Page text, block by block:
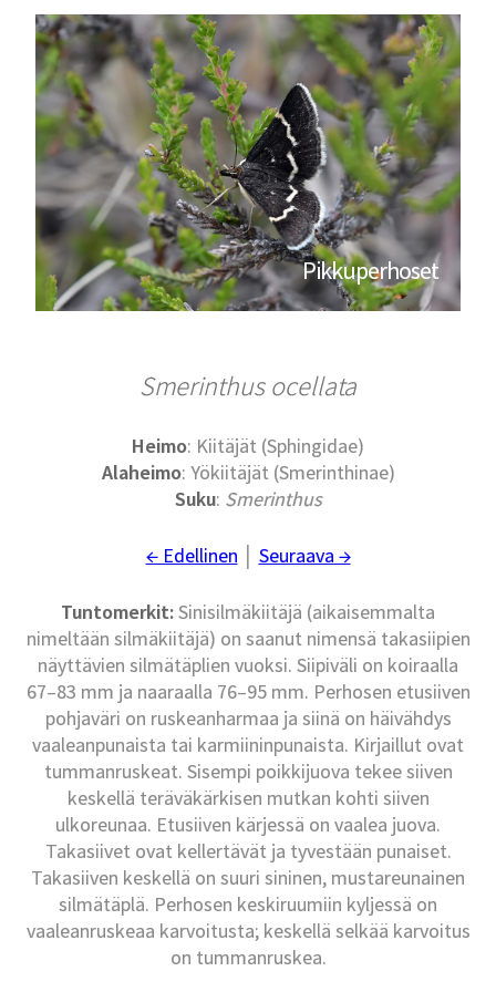
Pikkuperhoset
Smerinthus ocellata
Heimo: Kiitäjät (Sphingidae)
Alaheimo: Yökiitäjät (Smerinthinae)
Suku: Smerinthus
← Edellinen Seuraava →
Tuntomerkit:Sinisilmäkiitäjä (aikaisemmalta
nimeltään silmäkiitäjä) on saanut nimensä takasiipien
näyttävien silmätäplien vuoksi. Siipiväli on koiraalla
67–83 mm ja naaraalla 76–95 mm. Perhosen etusiiven
pohjaväri on ruskeanharmaa ja siinä on häivähdys
vaaleanpunaista tai karmiininpunaista. Kirjaillut ovat
tummanruskeat. Sisempi poikkijuova tekee siiven
keskellä teräväkärkisen mutkan kohti siiven
ulkoreunaa. Etusiiven kärjessä on vaalea juova.
Takasiivet ovat kellertävät ja tyvestään punaiset.
Takasiiven keskellä on suuri sininen, mustareunainen
silmätäplä. Perhosen keskiruumiin kyljessä on
vaaleanruskeaa karvoitusta; keskellä selkää karvoitus
on tummanruskea.